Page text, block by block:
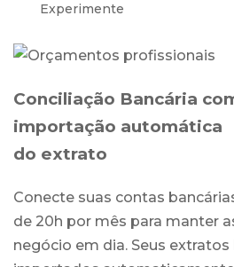
Experimente
Conciliação Bancária
importação automática
do extrato
Conecte suas contas
de 20h por mês para manter
negócio em dia. Seus